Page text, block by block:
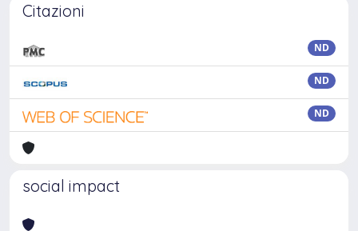
Citazioni
ND
ND
ND
social impact